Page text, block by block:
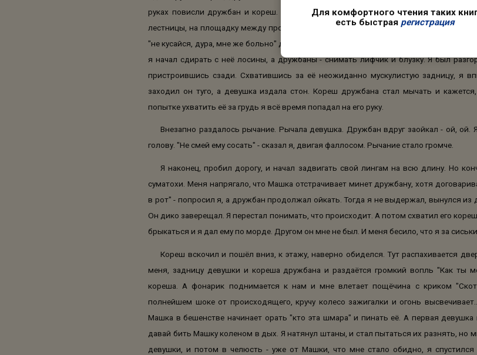
руках повисли дружбан и кореш. Дружбан ещё и ржёт как конь. Дебил. Весело
лестницы, на площадку между пролётами, и тут сучка больно укусила мою руку, а
"не кусайся, дура, мне же больно" дал ей кулаком по почкам, а дружбан зарядил в
я начал сдирать с неё лосины, а дружбаны - снимать лифчик и блузку. Я был
пристроившись сзади. Схватившись за её неожиданно мускулистую задницу, я
заходил он туго, а девушка издала стон. Кореш дружбана стал мычать и
попытке ухватить её за грудь я всё время попадал на его руку.
Внезапно раздалось рычание. Рычала девушка. Дружбан вдруг заойкал - ой, ой.
голову. "Не смей ему сосать" - сказал я, двигая фаллосом. Рычание стало громче.
Я наконец, пробил дорогу, и начал задвигать свой лингам на всю длину. Но
суматохи. Меня напрягало, что Машка отстрачивает минет дружбану, хотя
в рот" - попросил я, а дружбан продолжал ойкать. Тогда я не выдержал, вынулся из
Он дико заверещал. Я перестал понимать, что происходит. А потом схватил его
брыкаться и я дал ему по морде. Другом он мне не был. И меня бесило, что я за сиськи
Кореш вскочил и пошёл вниз, к этажу, наверно обиделся. Тут распахивается
меня, задницу девушки и кореша дружбана и раздаётся громкий вопль "Как ты
кореша. А фонарик поднимается к нам и мне влетает пощёчина с криком
полнейшем шоке от происходящего, кручу колесо зажигалки и огонь
Машка в бешенстве начинает орать "кто эта шмара" и пинать её. А первая
давай бить Машку коленом в дых. Я натянул штаны, и стал пытаться их разнять, но
девушки, и потом в челюсть - уже от Машки, что мне стало обидно, я
Для комфортного чтения таких
есть быстрая регистрация